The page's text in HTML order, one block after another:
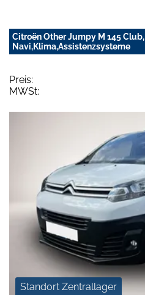
Citroën Other Jumpy M 145 Club,
Navi,Klima,Assistenzsysteme
Preis:
MWSt:
Standort Zentrallager